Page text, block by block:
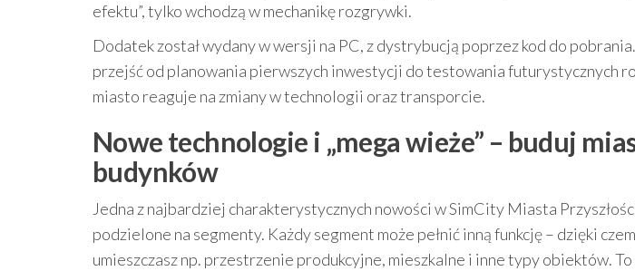
efektu”, tylko wchodzą w mechanikę rozgrywki.
Dodatek został wydany w wersji na PC, z dystrybucją poprzez kod do
przejść od planowania pierwszych inwestycji do testowania futurystycznych
miasto reaguje na zmiany w technologii oraz transporcie.
Nowe technologie i „mega wieże” – buduj
budynków
Jedna z najbardziej charakterystycznych nowości w SimCity Miasta
podzielone na segmenty. Każdy segment może pełnić inną funkcję – dzięki
umieszczasz np. przestrzenie produkcyjne, mieszkalne i inne typy obiektów.